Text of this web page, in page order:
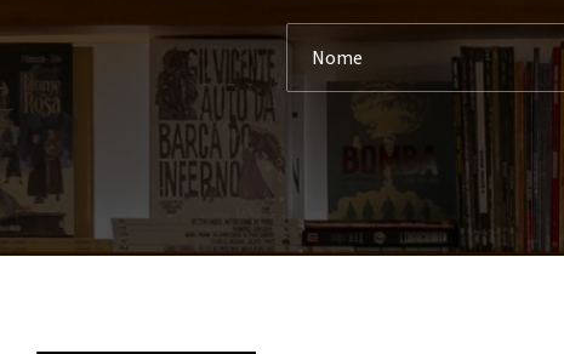
Ada D'Adamo
Adalberto Faria
Adam Grant
Adam Haslett
Adam Hochoschild
Adam Kingl
Ancora
Andrews Mcmeel Publishing
Apa Publications
Areal Editores
Arena